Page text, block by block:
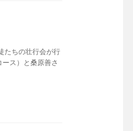
たちの壮行会が行
ス）と桑原善さ